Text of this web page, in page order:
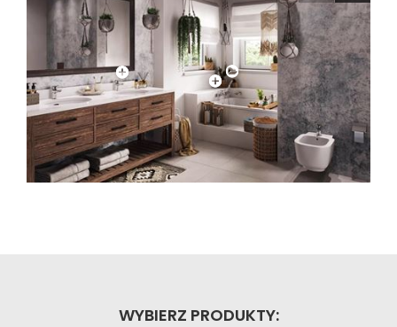
WYBIERZ PRODUKTY: